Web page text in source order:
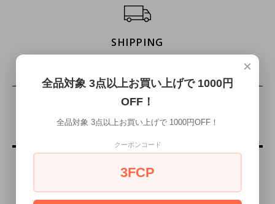
SHIPPING
詳細を見る
×
全品対象 3点以上お買い上げで 1000円
OFF！
全品対象 3点以上お買い上げで 1000円OFF！
クーポンコード
3FCP